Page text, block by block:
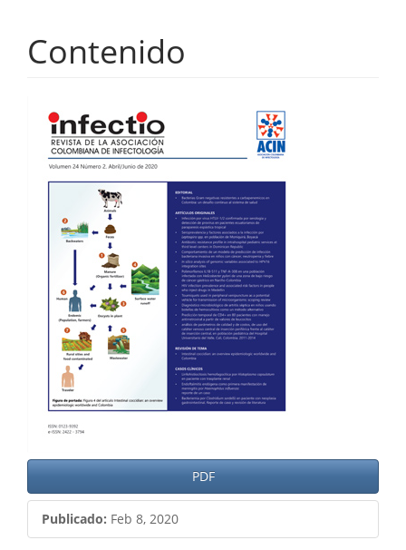
Contenido
Barra
lateral
del
artículo
PDF
Publicado: Feb 8, 2020